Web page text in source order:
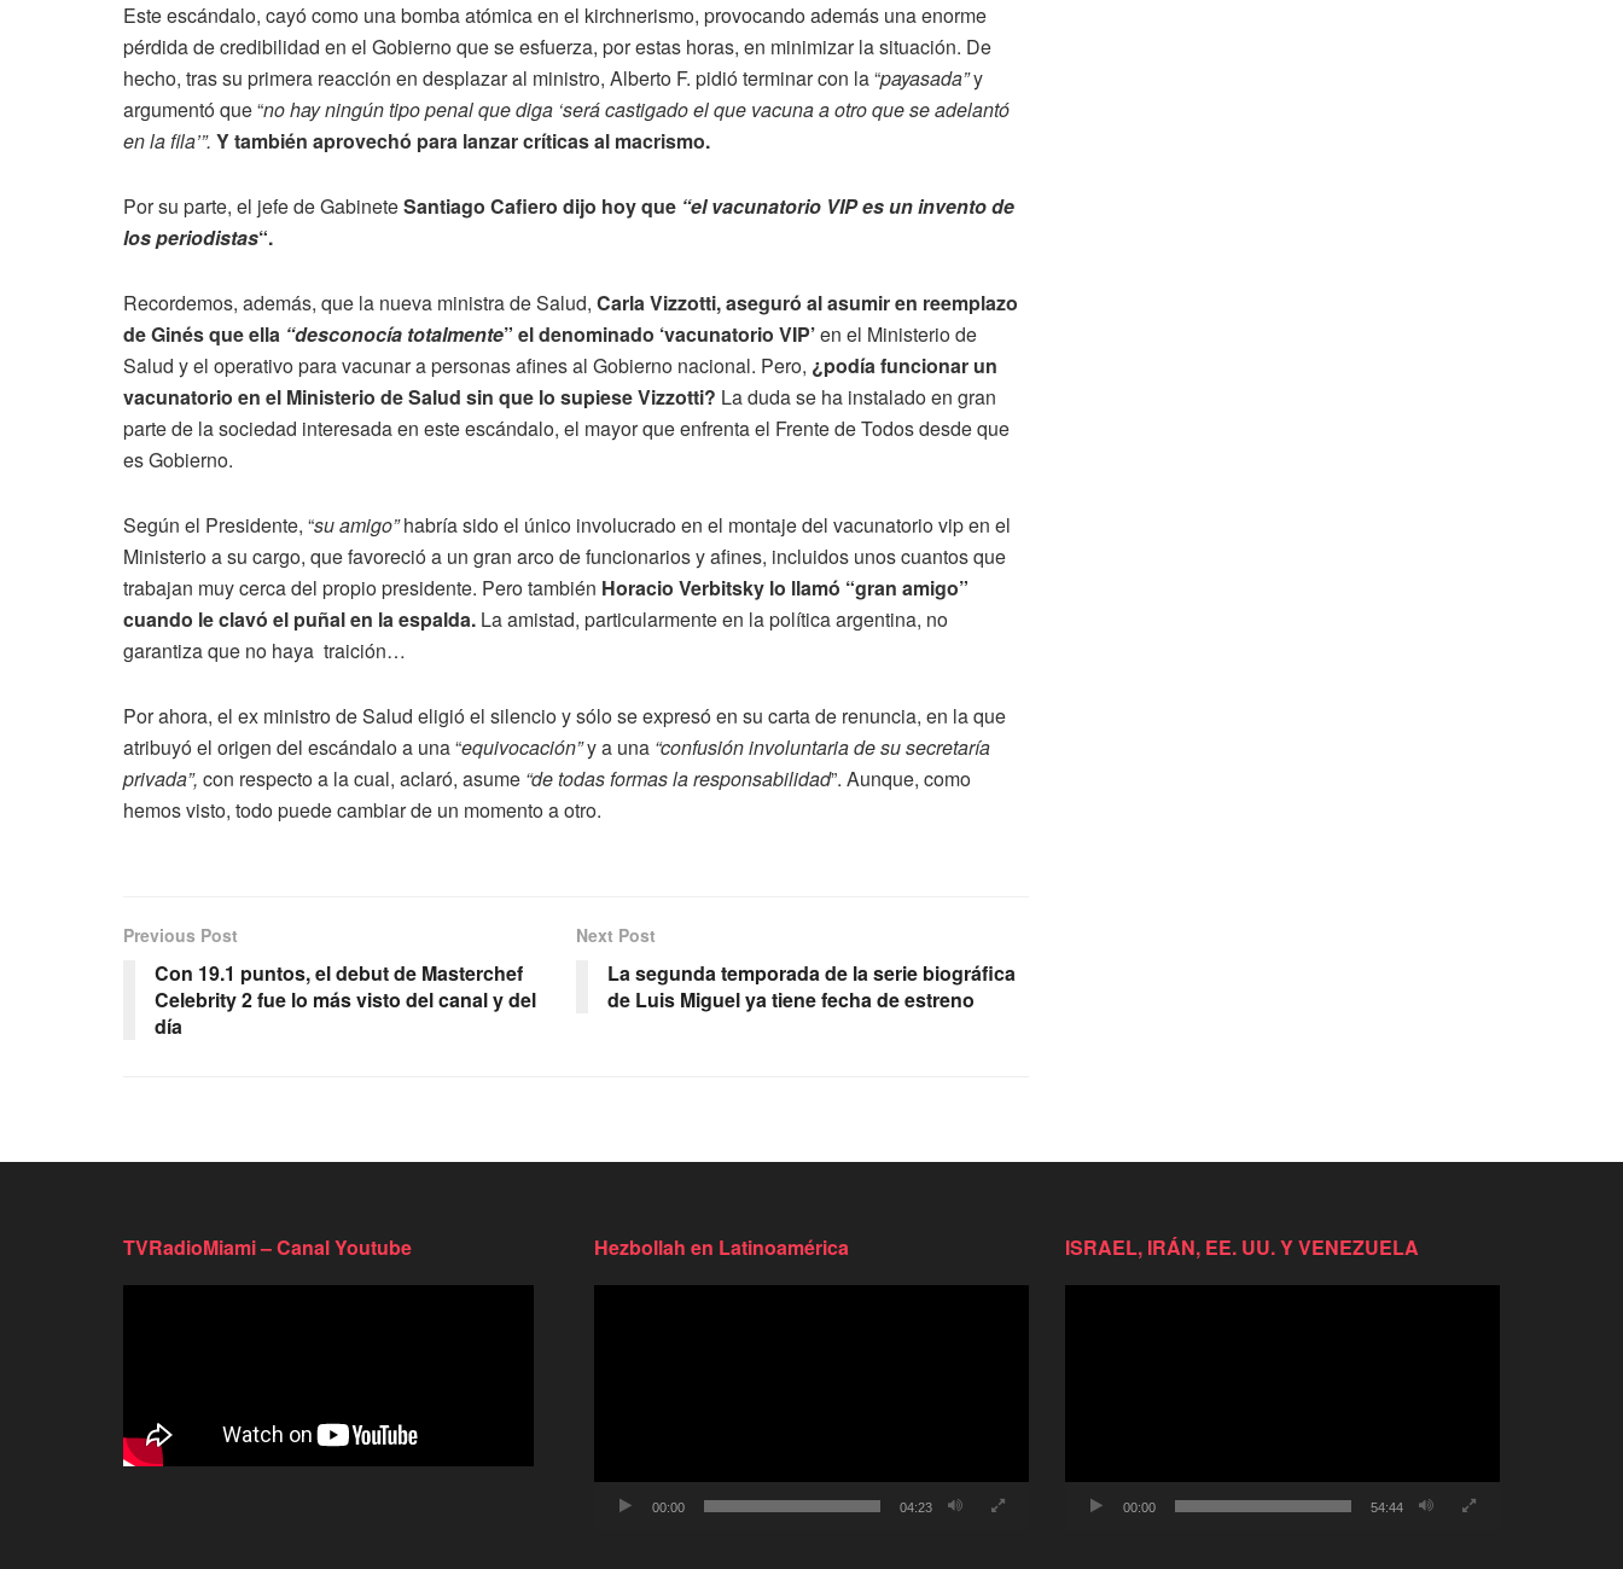
Este escándalo, cayó como una bomba atómica en el kirchnerismo, provocando además una enorme
pérdida de credibilidad en el Gobierno que se esfuerza, por estas horas, en minimizar la situación. De
hecho, tras su primera reacción en desplazar al ministro, Alberto F. pidió terminar con la “payasada”y
argumentó que “no hay ningún tipo penal que diga ‘será castigado el que vacuna a otro que se adelantó
en la fila’”. Y también aprovechó para lanzar críticas al macrismo.
Por su parte, el jefe de GabineteSantiago Cafiero dijo hoy que “el vacunatorio VIP es un invento de
los periodistas“.
Recordemos, además, que la nueva ministra de Salud, Carla Vizzotti, aseguró al asumir en reemplazo
de Ginés que ella “desconocía totalmente” el denominado ‘vacunatorio VIP’en el Ministerio de
Salud y el operativo para vacunar a personas afines al Gobierno nacional. Pero, ¿podía funcionar un
vacunatorio en el Ministerio de Salud sin que lo supiese Vizzotti? La duda se ha instalado en gran
parte de la sociedad interesada en este escándalo, el mayor que enfrenta el Frente de Todos desde que
es Gobierno.
Según el Presidente, “su amigo”habría sido el único involucrado en el montaje del vacunatorio vip en el
Ministerio a su cargo, que favoreció a un gran arco de funcionarios y afines, incluidos unos cuantos que
trabajan muy cerca del propio presidente. Pero también Horacio Verbitsky lo llamó “gran amigo”
cuando le clavó el puñal en la espalda. La amistad, particularmente en la política argentina, no
garantiza que no haya traición…
Por ahora, el ex ministro de Salud eligió el silencio y sólo se expresó en su carta de renuncia, en la que
atribuyó el origen del escándalo a una “equivocación”y a una “confusión involuntaria de su secretaría
privada”, con respecto a la cual, aclaró, asume “de todas formas la responsabilidad”. Aunque, como
hemos visto, todo puede cambiar de un momento a otro.
Previous Post
Con 19.1 puntos, el debut de Masterchef
Celebrity 2 fue lo más visto del canal y del
día
Next Post
La segunda temporada de la serie biográfica
de Luis Miguel ya tiene fecha de estreno
TVRadioMiami – Canal Youtube Hezbollah en Latinoamérica
00:00 04:23
ISRAEL, IRÁN, EE. UU. Y VENEZUELA
00:00 54:44